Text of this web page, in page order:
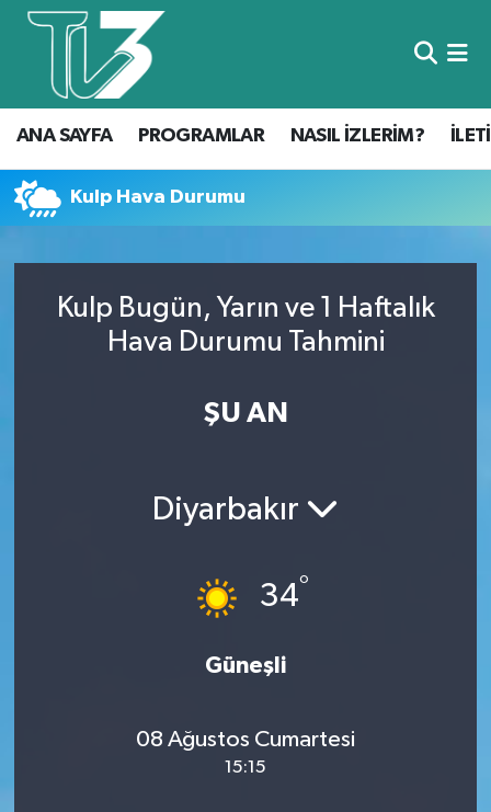
ANA SAYFA PROGRAMLAR NASIL İZLERİM?
Kulp Hava Durumu
Kulp Bugün, Yarın ve 1 Haftalık
Hava Durumu Tahmini
ŞU AN
Diyarbakır
34°
Güneşli
08 Ağustos Cumartesi
15:15
Foto Galeri
Canlı Yayın
ANA SAYFA
PROGRAMLAR
NASIL İZLERİM?
KÜNYE